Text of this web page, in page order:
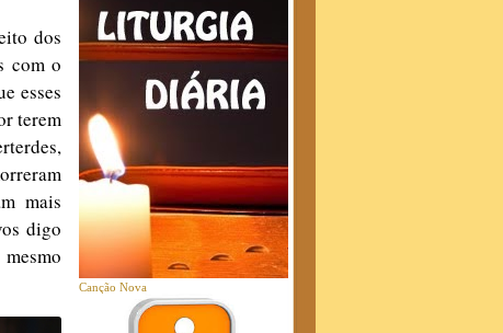
dos
com o
esses
terem
mais
digo
Canção Nova